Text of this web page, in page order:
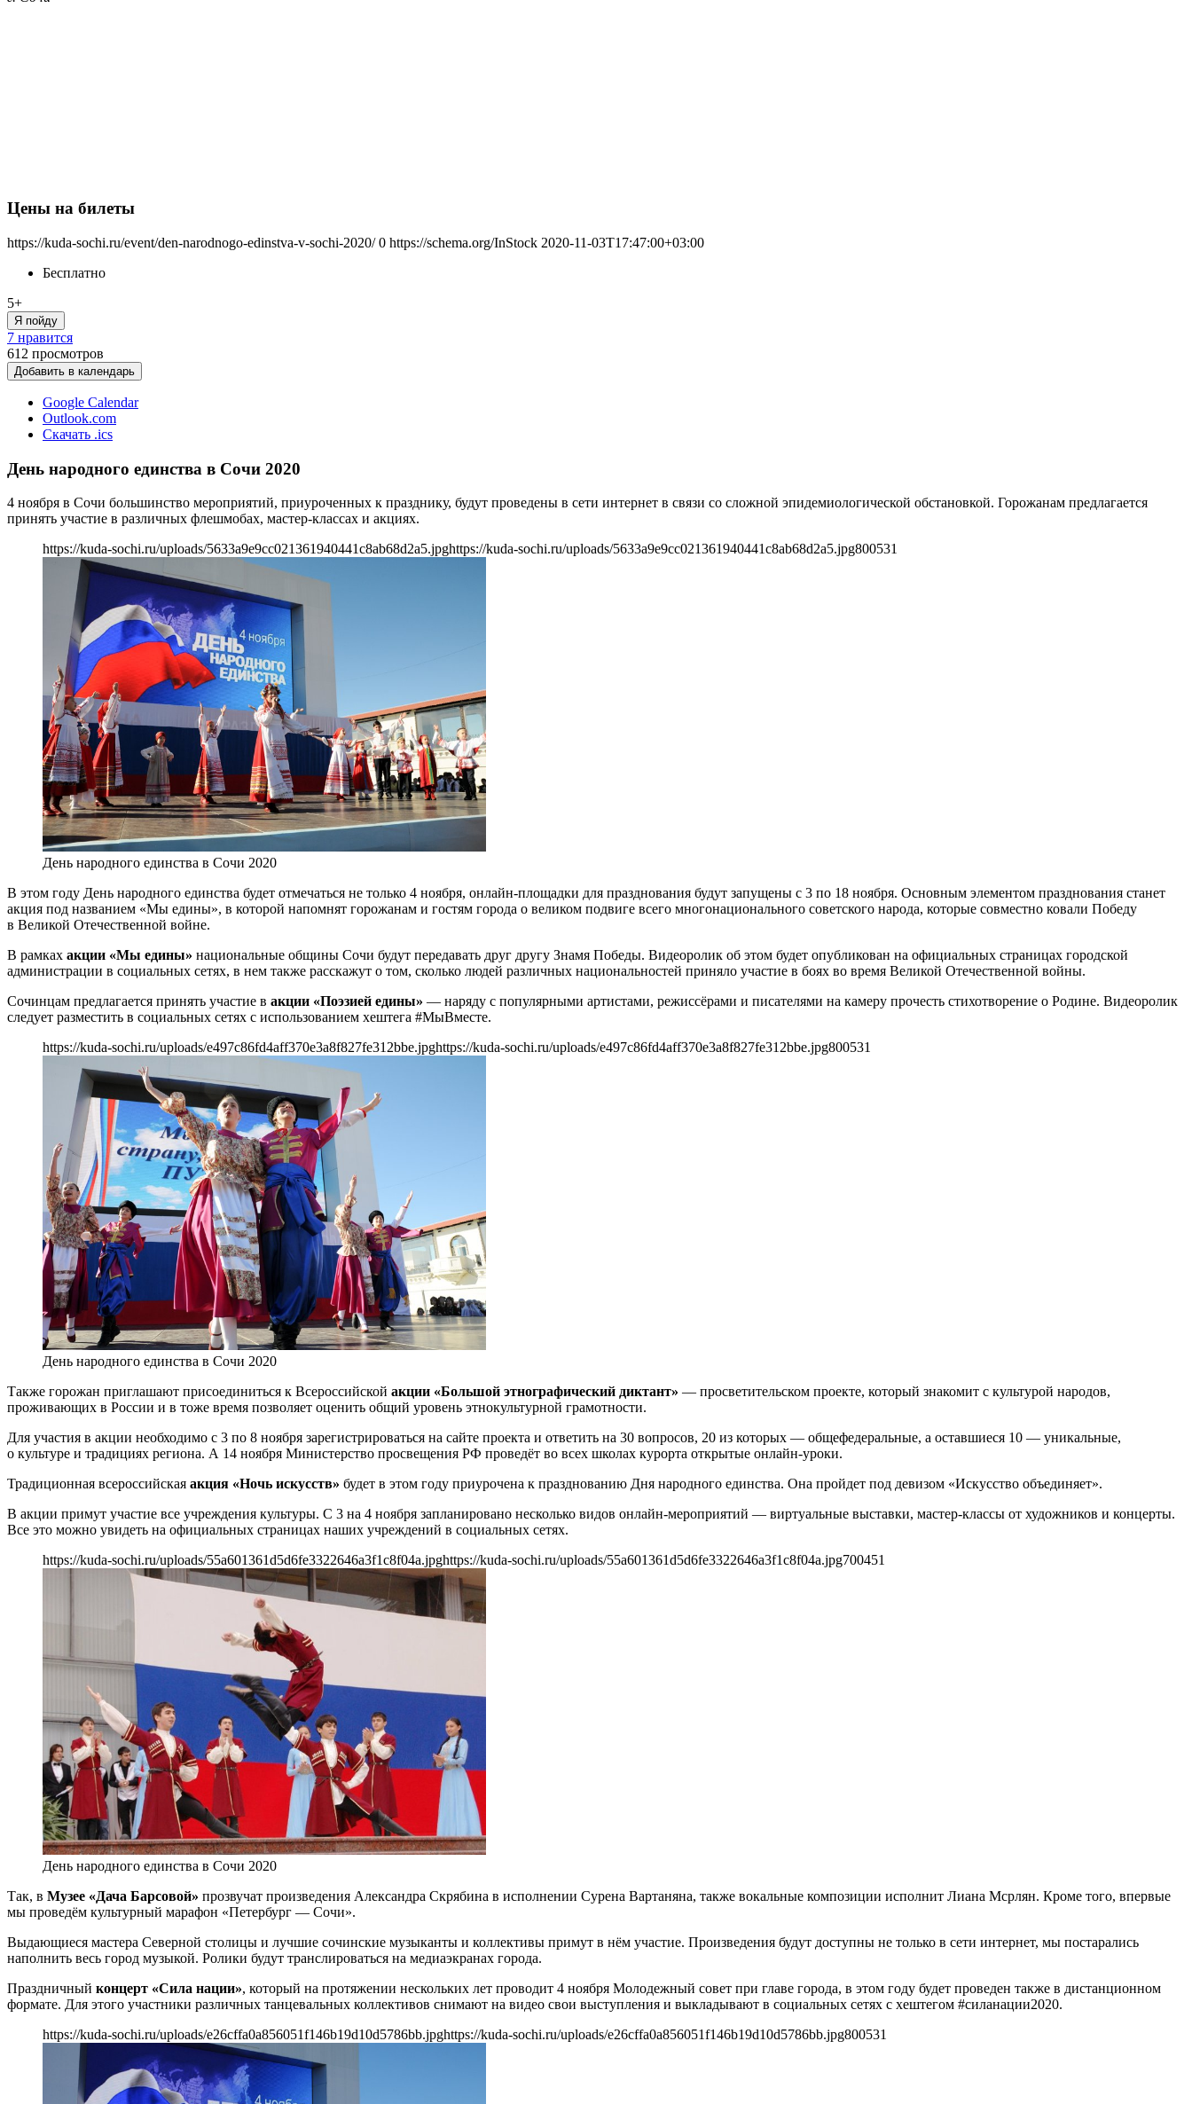
Цены на билеты
https://kuda-sochi.ru/event/den-narodnogo-edinstva-v-sochi-2020/ 0 https://schema.org/InStock 2020-11-03T17:47:00+03:00
Бесплатно
5+
Я пойду
7 нравится
612 просмотров
Добавить в календарь
Google Calendar
Outlook.com
Скачать .ics
День народного единства в Сочи 2020
4 ноября в Сочи большинство мероприятий, приуроченных к празднику, будут проведены в сети интернет в связи со сложной эпидемиологической обстановкой. Горожанам предлагается
принять участие в различных флешмобах, мастер-классах и акциях.
https://kuda-sochi.ru/uploads/5633a9e9cc021361940441c8ab68d2a5.jpghttps://kuda-sochi.ru/uploads/5633a9e9cc021361940441c8ab68d2a5.jpg800531
День народного единства в Сочи 2020
В этом году День народного единства будет отмечаться не только 4 ноября, онлайн-площадки для празднования будут запущены с 3 по 18 ноября. Основным элементом празднования станет
акция под названием «Мы едины», в которой напомнят горожанам и гостям города о великом подвиге всего многонационального советского народа, которые совместно ковали Победу
в Великой Отечественной войне.
В рамках акции «Мы едины» национальные общины Сочи будут передавать друг другу Знамя Победы. Видеоролик об этом будет опубликован на официальных страницах городской
администрации в социальных сетях, в нем также расскажут о том, сколько людей различных национальностей приняло участие в боях во время Великой Отечественной войны.
Сочинцам предлагается принять участие в акции «Поэзией едины» — наряду с популярными артистами, режиссёрами и писателями на камеру прочесть стихотворение о Родине. Видеоролик
следует разместить в социальных сетях с использованием хештега #МыВместе.
https://kuda-sochi.ru/uploads/e497c86fd4aff370e3a8f827fe312bbe.jpghttps://kuda-sochi.ru/uploads/e497c86fd4aff370e3a8f827fe312bbe.jpg800531
День народного единства в Сочи 2020
Также горожан приглашают присоединиться к Всероссийской акции «Большой этнографический диктант» — просветительском проекте, который знакомит с культурой народов,
проживающих в России и в тоже время позволяет оценить общий уровень этнокультурной грамотности.
Для участия в акции необходимо с 3 по 8 ноября зарегистрироваться на сайте проекта и ответить на 30 вопросов, 20 из которых — общефедеральные, а оставшиеся 10 — уникальные,
о культуре и традициях региона. А 14 ноября Министерство просвещения РФ проведёт во всех школах курорта открытые онлайн-уроки.
Традиционная всероссийская акция «Ночь искусств» будет в этом году приурочена к празднованию Дня народного единства. Она пройдет под девизом «Искусство объединяет».
В акции примут участие все учреждения культуры. С 3 на 4 ноября запланировано несколько видов онлайн-мероприятий — виртуальные выставки, мастер-классы от художников и концерты.
Все это можно увидеть на официальных страницах наших учреждений в социальных сетях.
https://kuda-sochi.ru/uploads/55a601361d5d6fe3322646a3f1c8f04a.jpghttps://kuda-sochi.ru/uploads/55a601361d5d6fe3322646a3f1c8f04a.jpg700451
День народного единства в Сочи 2020
Так, в Музее «Дача Барсовой» прозвучат произведения Александра Скрябина в исполнении Сурена Вартаняна, также вокальные композиции исполнит Лиана Мсрлян. Кроме того, впервые
мы проведём культурный марафон «Петербург — Сочи».
Выдающиеся мастера Северной столицы и лучшие сочинские музыканты и коллективы примут в нём участие. Произведения будут доступны не только в сети интернет, мы постарались
наполнить весь город музыкой. Ролики будут транслироваться на медиаэкранах города.
Праздничный концерт «Сила нации», который на протяжении нескольких лет проводит 4 ноября Молодежный совет при главе города, в этом году будет проведен также в дистанционном
формате. Для этого участники различных танцевальных коллективов снимают на видео свои выступления и выкладывают в социальных сетях с хештегом #силанации2020.
https://kuda-sochi.ru/uploads/e26cffa0a856051f146b19d10d5786bb.jpghttps://kuda-sochi.ru/uploads/e26cffa0a856051f146b19d10d5786bb.jpg800531